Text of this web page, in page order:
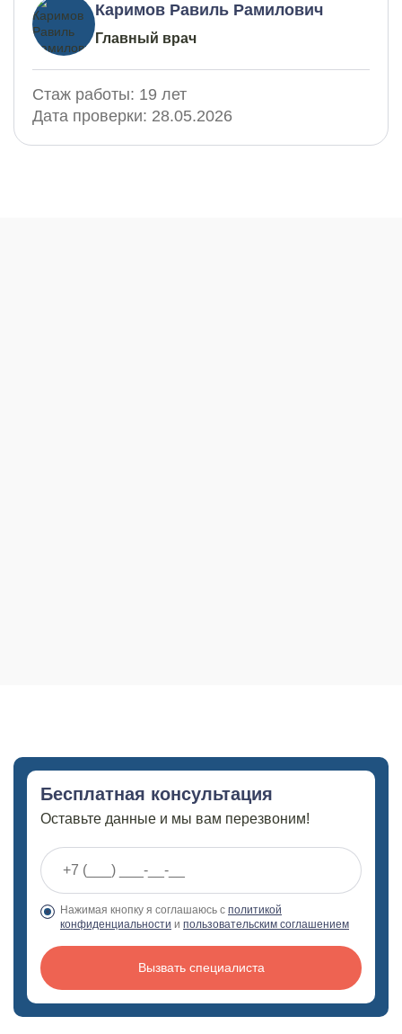
Каримов Равиль Рамилович
Главный врач
Стаж работы: 19 лет
Дата проверки: 28.05.2026
Бесплатная консультация
Оставьте данные и мы вам перезвоним!
Нажимая кнопку я соглашаюсь с политикой
конфиденциальности и пользовательским соглашением
Вызвать специалиста